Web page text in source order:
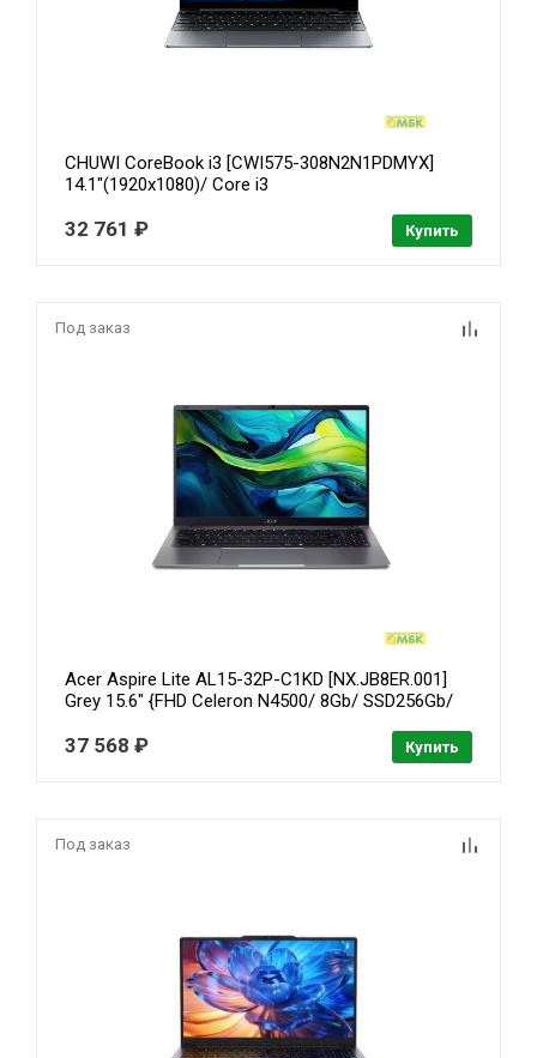
CHUWI CoreBook i3 [CWI575-308N2N1PDMYX]
14.1"(1920x1080)/ Core i3
+ мышь
32 761 ₽ Купить
Под заказ
Acer Aspire Lite AL15-32P-C1KD [NX.JB8ER.001]
Grey 15.6" {FHD Celeron N4500/ 8Gb/ SSD256Gb/
37 568 ₽ Купить
Под заказ